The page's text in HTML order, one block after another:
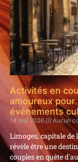
Activités en
amoureux
événements
14 mai 2026 Aucun
Limoges, capitale
révèle être une
couples en quête